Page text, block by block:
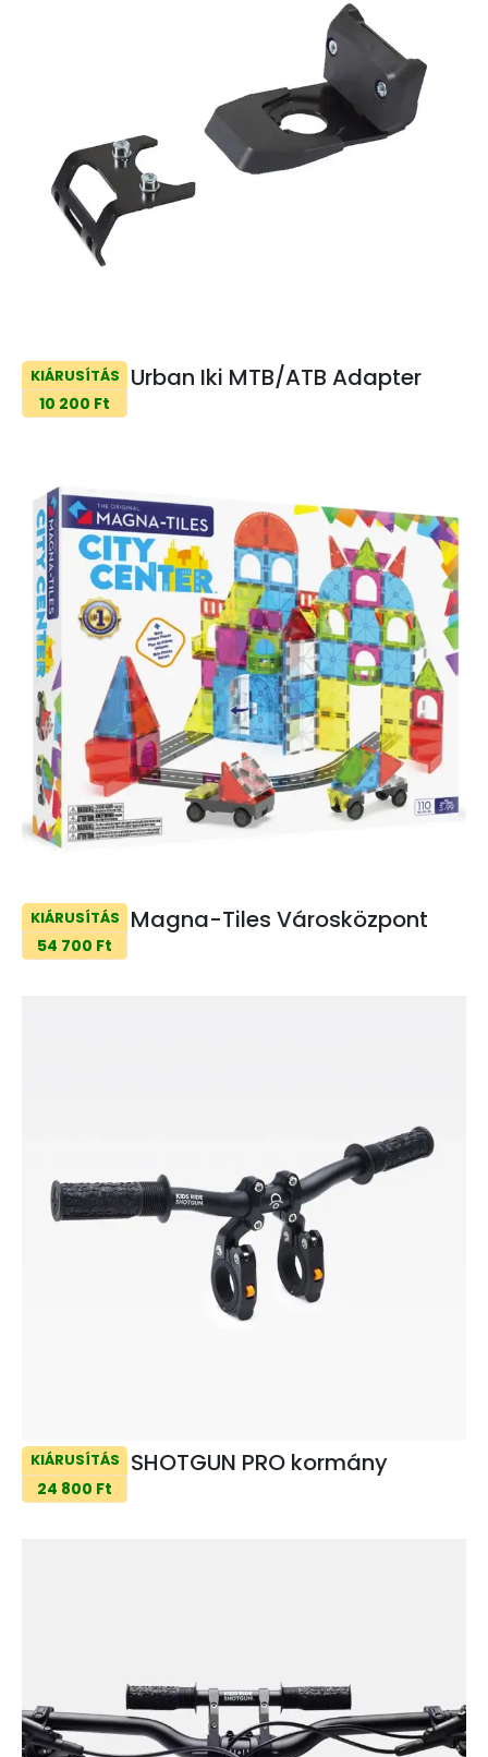
KIÁRUSÍTÁS
10 200 Ft
Urban Iki MTB/ATB Adapter
KIÁRUSÍTÁS
54 700 Ft
Magna-Tiles Városközpont
KIÁRUSÍTÁS
24 800 Ft
SHOTGUN PRO kormány